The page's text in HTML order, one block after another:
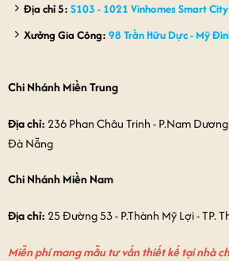
Địa chỉ 5: S103 - 1021 Vinhomes Smart
Xưởng Gia Công: 98 Trần Hữu Dực - Mỹ
Chi Nhánh Miền Trung
Địa chỉ: 236 Phan Châu Trinh - P.Nam
Đà Nẵng
Chi Nhánh Miền Nam
Địa chỉ: 25 Đường 53 - P.Thành Mỹ Lợi - TP.
Miễn phí mang mẫu tư vấn thiết kế tại nhà